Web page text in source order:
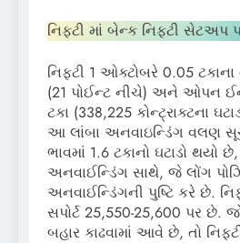
નિફ્ટી માં બેન્ક નિફ્ટી સેટઅપ
નિફ્ટી 1 ઓક્ટોબરે 0.05 ટકાના
(21 પોઈન્ટ નીચે) અને ઓપન
ટકા (338,225 કોન્ટ્રાક્ટના
આ લાંબા અનવાઇન્ડિંગ વલણ
ભાવમાં 1.6 ટકાનો ઘટાડો થયો
અનવાઈન્ડિંગ સાથે, જે લોંગ
અનવાઈન્ડિંગની પુષ્ટિ કરે છે.
સપોર્ટ 25,550-25,600 પર છે.
બહાર કાઢવામાં આવે છે, તો